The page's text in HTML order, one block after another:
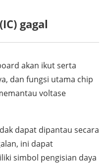
gagal
akan ikut serta
dan fungsi utama chip
voltase
dapat dipantau secara
ini dapat
simbol pengisian daya